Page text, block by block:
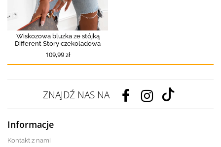
Wiskozowa bluzka ze stójką
Different Story czekoladowa
109,99 zł
ZNAJDŹ NAS NA
Informacje
Kontakt z nami